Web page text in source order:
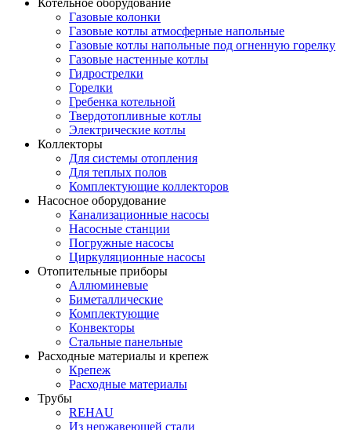
Газовые колонки
Газовые котлы атмосферные напольные
Газовые котлы напольные под огненную горелку
Газовые настенные котлы
Гидрострелки
Горелки
Гребенка котельной
Твердотопливные котлы
Электрические котлы
Коллекторы
Для системы отопления
Для теплых полов
Комплектующие коллекторов
Насосное оборудование
Канализационные насосы
Насосные станции
Погружные насосы
Циркуляционные насосы
Отопительные приборы
Аллюминевые
Биметаллические
Комплектующие
Конвекторы
Стальные панельные
Расходные материалы и крепеж
Крепеж
Расходные материалы
Трубы
REHAU
Из нержавеющей стали